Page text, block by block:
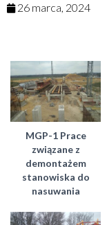
26 marca, 2024
MGP-1 Prace
związane z
demontażem
stanowiska do
nasuwania